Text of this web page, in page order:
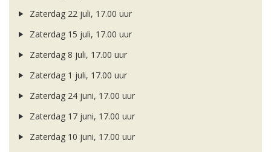
Zaterdag 22 juli, 17.00 uur
Zaterdag 15 juli, 17.00 uur
Zaterdag 8 juli, 17.00 uur
Zaterdag 1 juli, 17.00 uur
Zaterdag 24 juni, 17.00 uur
Zaterdag 17 juni, 17.00 uur
Zaterdag 10 juni, 17.00 uur